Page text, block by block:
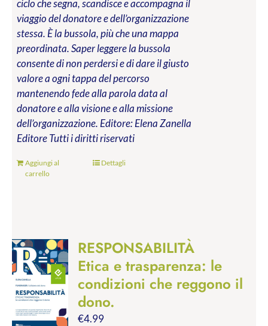
ciclo che segna, scandisce e accompagna il
viaggio del donatore e dell’organizzazione
stessa. È la bussola, più che una mappa
preordinata. Saper leggere la bussola
consente di non perdersi e di dare il giusto
valore a ogni tappa del percorso
mantenendo fede alla parola data al
donatore e alla visione e alla missione
dell’organizzazione. Editore: Elena Zanella
EditoreTutti i diritti riservati
Aggiungi al
carrello
Dettagli
RESPONSABILITÀ
Etica e trasparenza: le
condizioni che reggono il
dono.
€4.99